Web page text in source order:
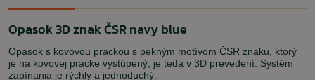
Opasok 3D znak ČSR navy blue
Opasok s kovovou prackou s pekným motívom ČSR znaku, ktorý
je na kovovej pracke vystúpený, je teda v 3D prevedení. Systém
zapínania je rýchly a jednoduchý.